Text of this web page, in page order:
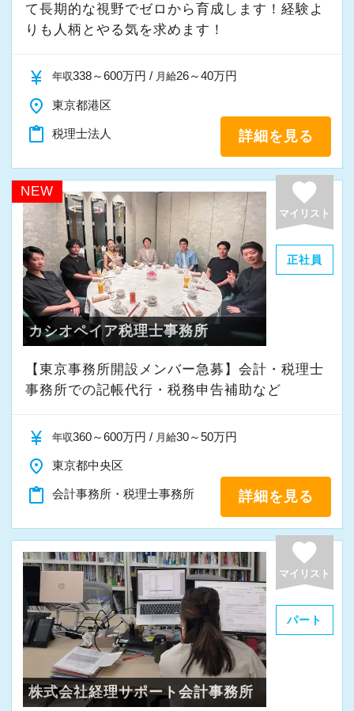
る「合格手当」など、当社ならではの制度を設
けているので、ぜひ活用してください。
consulting.com/recruit/environment/benefits）
【成長のための5つのこだわりを大事にしていま
仕事をする上では5つのこだわり「クイックレス
ポンス・プラス思考・有言実行・他責禁止・気
配り」を掲げ、一人ひとりが実行しています。
より多くの「ありがとう」と笑顔をいただき続
けるために「情熱家であれ！」がモットーで
す。
【求職者へのメッセージ】
では扱うことのない専門性が高い業務をお任せ
や問題点もでてきますが、一つずつ確実に乗り
越えていきましょう！
常に自ら学ぶ姿勢で臨んでください。着実に実
績を作りながら課題や問題の分析スキルを身に
付ける経験を積むことが自信に繋がります。
多くのインターン生を育成した実績があります
ので、安心して仲間と一緒に働く楽しさと自分
の成⻑を日々実感して頂けると思います。
自分が「将来こうなりたい」「こんな風に成⻑
したい」「こういうサービスを提供したい」と
いう夢を語れる若いパワーのある方を求めてい
ます。
【こんな方を求めています】
・情熱を持って仕事ができ、途中で諦めない人
・積極性と向上心を持ち合わせている人
・若手を引っ張っていくリーダーになれる人
【ITシステム完備で効率よく業務をこなせま
す】
IT化が非常に進んでいるのも当社の特徴。
代表が作業環境にも気を配っており、デュアル
モニターを全席設置。
入力もAI-OCRを使用して、業務効率化とペーパ
ーレス化を進めています。kintoneや
LINEWORKS、クラウドサインなどを活用して
いるので効率よくストレスフリーに業務をこな
ぜひ体験してください！
ます】
キャリアステップは等級制（1〜6等級）で、求
められる業務レベルや役割を明確にしていま
す。目標設定がしやすく、成長を実感しながら
ステップアップが可能です。
昇級は年に2回の自己申請制で何度でもチャレン
ジできます。
【定期的な班替えや席替えで、より多くのこと
を学べる体制！】
当社ではフリーアドレスと固定席を併用しなが
ら業務を行っています。
て⻑期的な視野でゼロから育成します！経験よ
りも人柄とやる気を求めます！
currency_yen 年収338～600万円 / 月給26～40万円
place 東京都港区
content_paste 税理士法人 詳細を見る
NEW favorite
マイリスト
正社員
カシオペイア税理士事務所
【東京事務所開設メンバー急募】会計・税理士
事務所での記帳代行・税務申告補助など
currency_yen 年収360～600万円 / 月給30～50万円
place 東京都中央区
content_paste 会計事務所・税理士事務所 詳細を見る
favorite
マイリスト
パート
株式会社経理サポート会計事務所